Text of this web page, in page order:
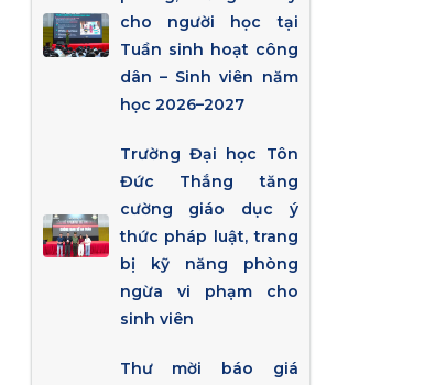
cho người học tại
Tuần sinh hoạt công
dân – Sinh viên năm
học 2026–2027
Trường Đại học Tôn
Đức Thắng tăng
cường giáo dục ý
thức pháp luật, trang
bị kỹ năng phòng
ngừa vi phạm cho
sinh viên
Thư mời báo giá